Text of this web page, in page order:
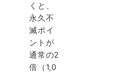
くと、
永久不
滅ポイ
ントが
通常の2
倍（1,0